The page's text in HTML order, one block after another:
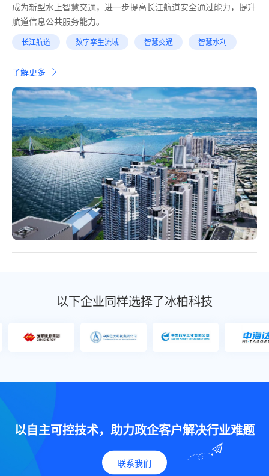
成为新型水上智慧交通，进一步提高长江航道安全通过能力，提升
航道信息公共服务能力。
长江航道 数字孪生流域 智慧交通 智慧水利
了解更多
以下企业同样选择了冰柏科技
以自主可控技术，助力政企客户解决行业难题
联系我们